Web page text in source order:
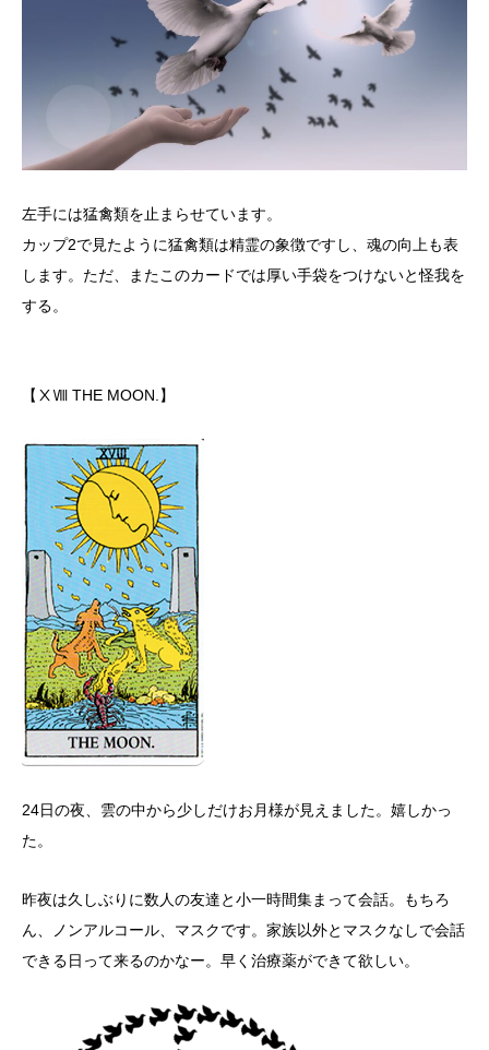
左手には猛禽類を止まらせています。
カップ2で見たように猛禽類は精霊の象徴ですし、魂の向上も表
します。ただ、またこのカードでは厚い手袋をつけないと怪我を
する。
【ⅩⅧ THE MOON.】
24日の夜、雲の中から少しだけお月様が見えました。嬉しかっ
た。
昨夜は久しぶりに数人の友達と小一時間集まって会話。もちろ
ん、ノンアルコール、マスクです。家族以外とマスクなしで会話
できる日って来るのかなー。早く治療薬ができて欲しい。